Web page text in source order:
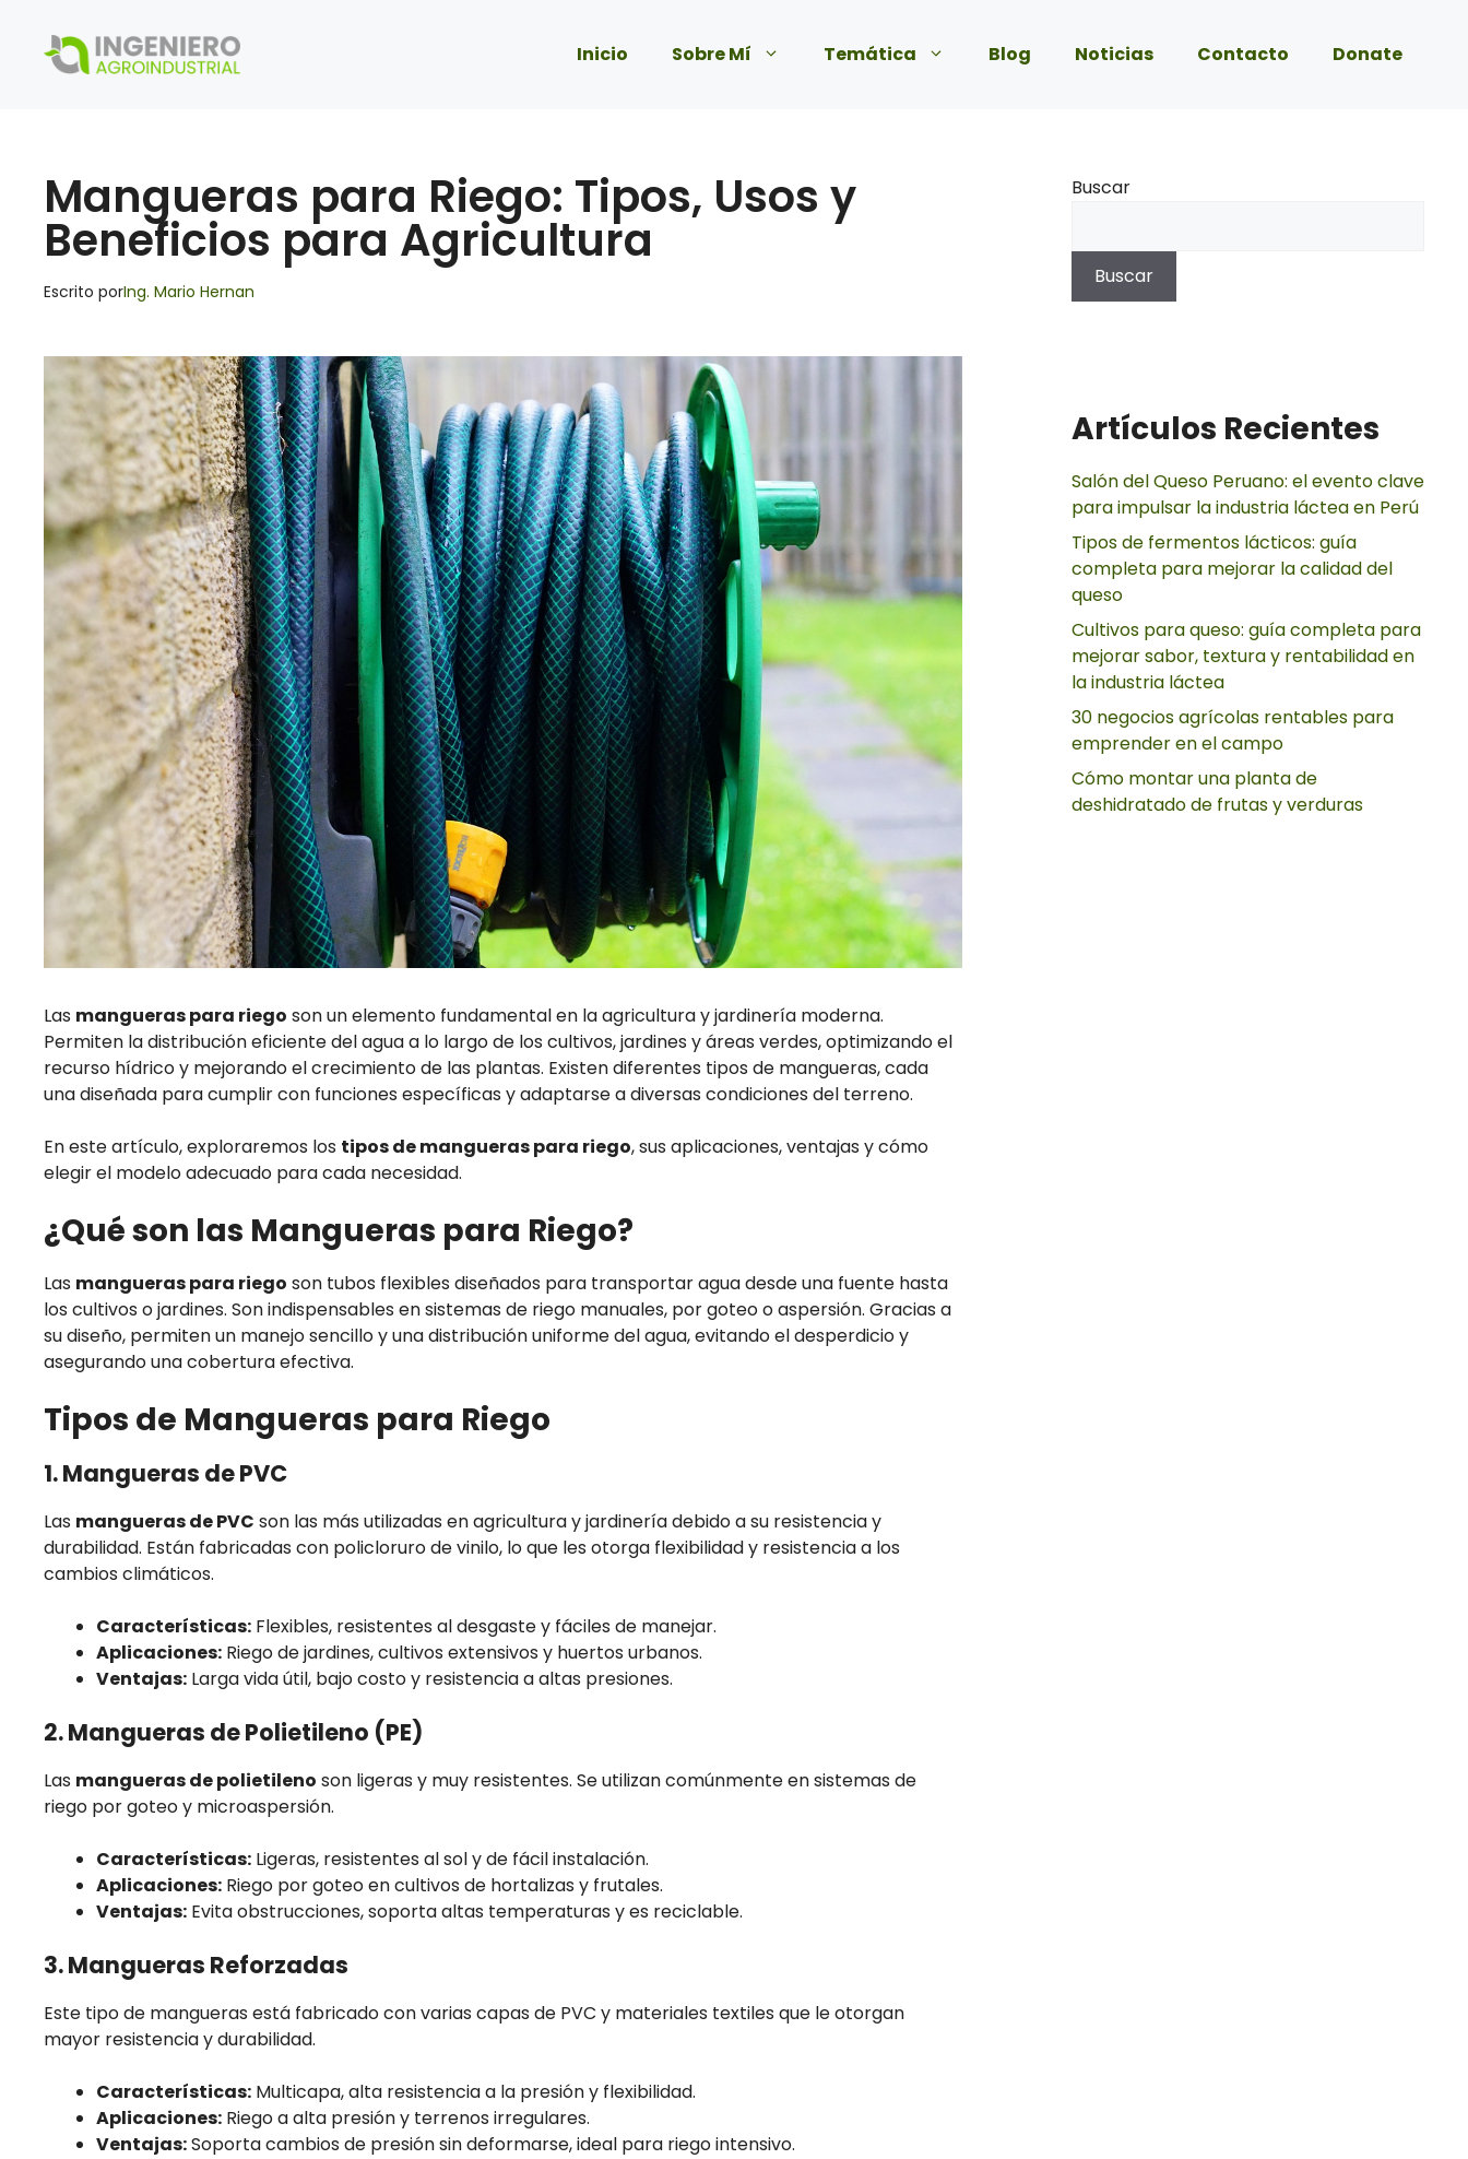
contenido
Inicio Sobre Mí Temática Blog Noticias Contacto Donate
Mangueras para Riego: Tipos, Usos y
Beneficios para Agricultura
Escrito porIng. Mario Hernan
Las mangueras para riego son un elemento fundamental en la agricultura y jardinería moderna.
Permiten la distribución eficiente del agua a lo largo de los cultivos, jardines y áreas verdes, optimizando el
recurso hídrico y mejorando el crecimiento de las plantas. Existen diferentes tipos de mangueras, cada
una diseñada para cumplir con funciones específicas y adaptarse a diversas condiciones del terreno.
En este artículo, exploraremos los tipos de mangueras para riego, sus aplicaciones, ventajas y cómo
elegir el modelo adecuado para cada necesidad.
¿Qué son las Mangueras para Riego?
Las mangueras para riego son tubos flexibles diseñados para transportar agua desde una fuente hasta
los cultivos o jardines. Son indispensables en sistemas de riego manuales, por goteo o aspersión. Gracias a
su diseño, permiten un manejo sencillo y una distribución uniforme del agua, evitando el desperdicio y
asegurando una cobertura efectiva.
Tipos de Mangueras para Riego
1. Mangueras de PVC
Las mangueras de PVC son las más utilizadas en agricultura y jardinería debido a su resistencia y
durabilidad. Están fabricadas con policloruro de vinilo, lo que les otorga flexibilidad y resistencia a los
cambios climáticos.
Características: Flexibles, resistentes al desgaste y fáciles de manejar.
Aplicaciones: Riego de jardines, cultivos extensivos y huertos urbanos.
Ventajas: Larga vida útil, bajo costo y resistencia a altas presiones.
2. Mangueras de Polietileno (PE)
Las mangueras de polietileno son ligeras y muy resistentes. Se utilizan comúnmente en sistemas de
riego por goteo y microaspersión.
Características: Ligeras, resistentes al sol y de fácil instalación.
Aplicaciones: Riego por goteo en cultivos de hortalizas y frutales.
Ventajas: Evita obstrucciones, soporta altas temperaturas y es reciclable.
3. Mangueras Reforzadas
Este tipo de mangueras está fabricado con varias capas de PVC y materiales textiles que le otorgan
mayor resistencia y durabilidad.
Características: Multicapa, alta resistencia a la presión y flexibilidad.
Aplicaciones: Riego a alta presión y terrenos irregulares.
Ventajas:Soporta cambios de presión sin deformarse, ideal para riego intensivo.
Buscar
Buscar
Artículos Recientes
Salón del Queso Peruano: el evento clave
para impulsar la industria láctea en Perú
Tipos de fermentos lácticos: guía
completa para mejorar la calidad del
queso
Cultivos para queso: guía completa para
mejorar sabor, textura y rentabilidad en
la industria láctea
30 negocios agrícolas rentables para
emprender en el campo
Cómo montar una planta de
deshidratado de frutas y verduras